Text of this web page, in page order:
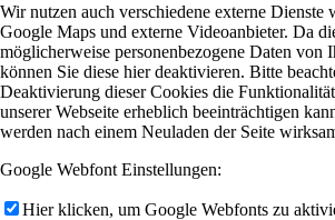
Wir nutzen auch verschiedene externe Dienste
Google Maps und externe Videoanbieter. Da
möglicherweise personenbezogene Daten von
können Sie diese hier deaktivieren. Bitte
Deaktivierung dieser Cookies die
unserer Webseite erheblich beeinträchtigen
werden nach einem Neuladen der Seite
Google Webfont Einstellungen:
Hier klicken, um Google Webfonts zu